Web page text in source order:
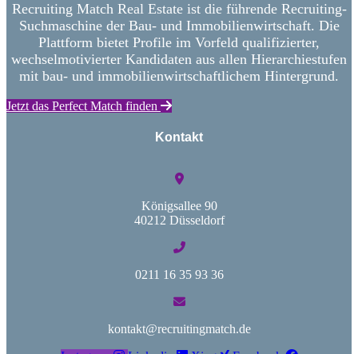
Recruiting Match Real Estate ist die führende Recruiting-
Suchmaschine der Bau- und Immobilienwirtschaft. Die
Plattform bietet Profile im Vorfeld qualifizierter,
wechselmotivierter Kandidaten aus allen Hierarchiestufen
mit bau- und immobilienwirtschaftlichem Hintergrund.
Jetzt das Perfect Match finden
Kontakt
Königsallee 90
40212 Düsseldorf
0211 16 35 93 36
kontakt@recruitingmatch.de